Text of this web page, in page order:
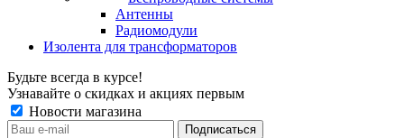
Антенны
Радиомодули
Изолента для трансформаторов
Будьте всегда в курсе!
Узнавайте о скидках и акциях первым
Новости магазина